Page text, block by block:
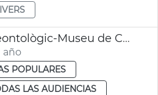
Reapertura Paleontològic-Museu de Col·leccions Naturals
año
POPULARES
LAS AUDIENCIAS